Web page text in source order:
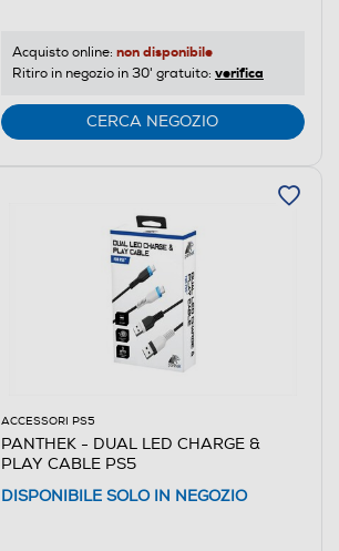
Acquisto online: non disponibile
Ritiro in negozio in 30' gratuito: verifica
CERCA NEGOZIO
ACCESSORI PS5
PANTHEK - DUAL LED CHARGE &
PLAY CABLE PS5
DISPONIBILE SOLO IN NEGOZIO